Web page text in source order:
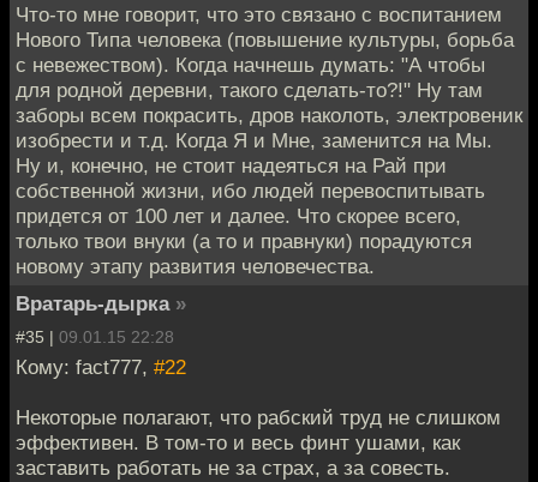
Что-то мне говорит, что это связано с воспитанием
Нового Типа человека (повышение культуры, борьба
с невежеством). Когда начнешь думать: "А чтобы
для родной деревни, такого сделать-то?!" Ну там
заборы всем покрасить, дров наколоть, электровеник
изобрести и т.д. Когда Я и Мне, заменится на Мы.
Ну и, конечно, не стоит надеяться на Рай при
собственной жизни, ибо людей перевоспитывать
придется от 100 лет и далее. Что скорее всего,
только твои внуки (а то и правнуки) порадуются
новому этапу развития человечества.
Вратарь-дырка »
#35 | 09.01.15 22:28
Кому: fact777, #22
Некоторые полагают, что рабский труд не слишком
эффективен. В том-то и весь финт ушами, как
заставить работать не за страх, а за совесть.